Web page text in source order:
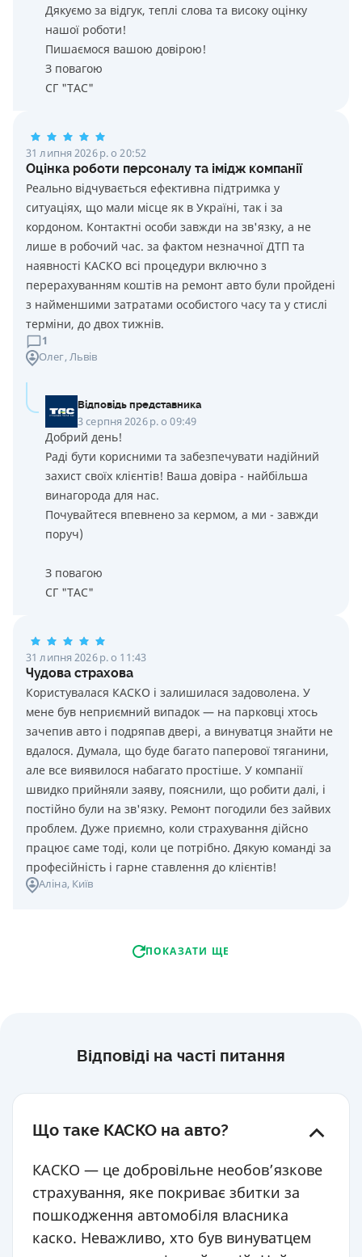
Дякуємо за відгук, теплі слова та високу оцінку
нашої роботи!
Пишаємося вашою довірою!
З повагою
СГ "ТАС"
31 липня 2026 р. о 20:52
Оцінка роботи персоналу та імідж компанії
Реально відчувається ефективна підтримка у
ситуаціях, що мали місце як в Україні, так і за
кордоном. Контактні особи завжди на зв'язку, а не
лише в робочий час. за фактом незначної ДТП та
наявності КАСКО всі процедури включно з
перерахуванням коштів на ремонт авто були пройдені
з найменшими затратами особистого часу та у стислі
терміни, до двох тижнів.
1
Олег, Львів
Відповідь представника
3 серпня 2026 р. о 09:49
Добрий день!
Раді бути корисними та забезпечувати надійний
захист своїх клієнтів! Ваша довіра - найбільша
винагорода для нас.
Почувайтеся впевнено за кермом, а ми - завжди
поруч)
З повагою
СГ "ТАС"
31 липня 2026 р. о 11:43
Чудова страхова
Користувалася КАСКО і залишилася задоволена. У
мене був неприємний випадок — на парковці хтось
зачепив авто і подряпав двері, а винуватця знайти не
вдалося. Думала, що буде багато паперової тяганини,
але все виявилося набагато простіше. У компанії
швидко прийняли заяву, пояснили, що робити далі, і
постійно були на зв'язку. Ремонт погодили без зайвих
проблем. Дуже приємно, коли страхування дійсно
працює саме тоді, коли це потрібно. Дякую команді за
професійність і гарне ставлення до клієнтів!
Аліна, Київ
ПОКАЗАТИ ЩЕ
Відповіді на часті питання
Що таке КАСКО на авто?
КАСКО — це добровільне необов’язкове
страхування, яке покриває збитки за
пошкодження автомобіля власника
каско. Неважливо, хто був винуватцем